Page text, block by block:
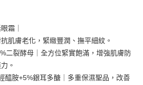
霜｜
抗肌膚老化，緊緻豐潤、撫平細紋。
二裂酵母｜全方位緊實飽滿，增強肌膚防
。
醯胺+5%銀耳多醣｜多重保濕聖品，改善